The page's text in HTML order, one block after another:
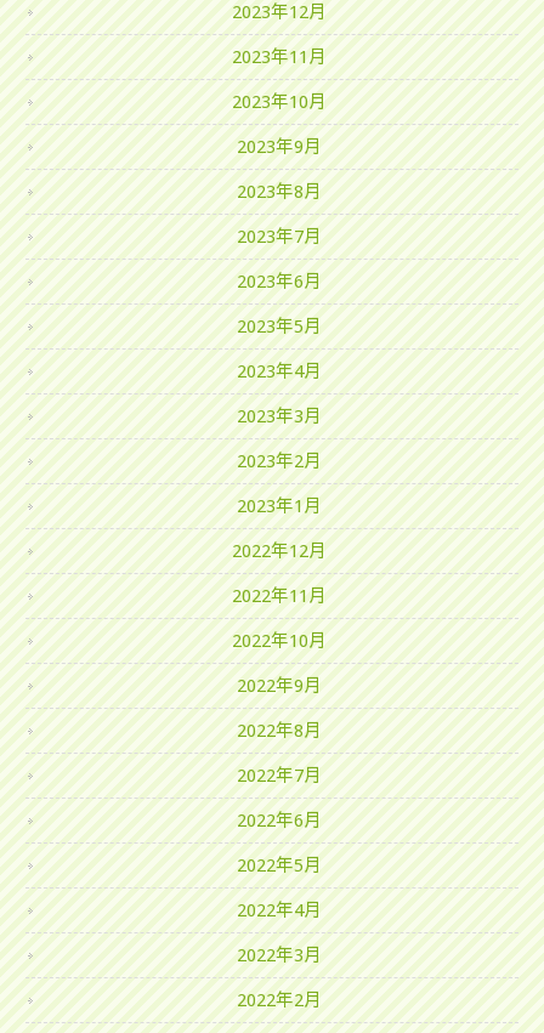
2023年12月
2023年11月
2023年10月
2023年9月
2023年8月
2023年7月
2023年6月
2023年5月
2023年4月
2023年3月
2023年2月
2023年1月
2022年12月
2022年11月
2022年10月
2022年9月
2022年8月
2022年7月
2022年6月
2022年5月
2022年4月
2022年3月
2022年2月